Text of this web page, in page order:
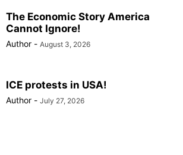
The Economic Story America
Cannot Ignore!
Author - August 3, 2026
ICE protests in USA!
Author - July 27, 2026